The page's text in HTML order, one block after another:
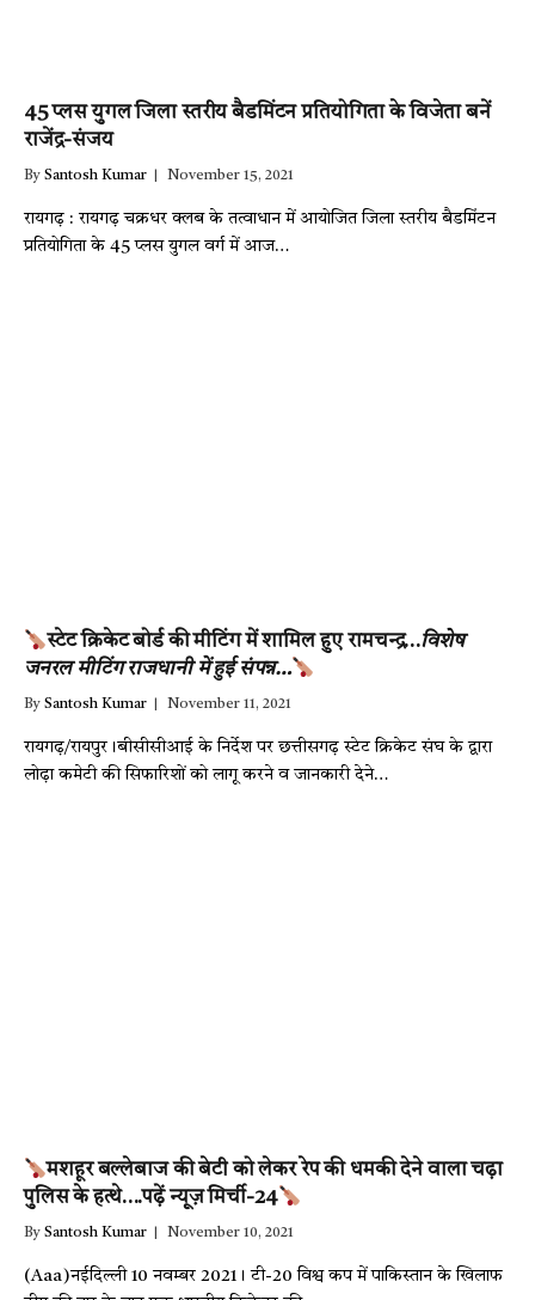
45 प्लस युगल जिला स्तरीय बैडमिंटन प्रतियोगिता के विजेता बनें
राजेंद्र-संजय
By Santosh Kumar November 15, 2021
रायगढ़ : रायगढ़ चक्रधर क्लब के तत्वाधान में आयोजित जिला स्तरीय बैडमिंटन
प्रतियोगिता के 45 प्लस युगल वर्ग में आज…
स्टेट क्रिकेट बोर्ड की मीटिंग में शामिल हुए रामचन्द्र…विशेष
जनरल मीटिंग राजधानी में हुई संपन्न…
By Santosh Kumar November 11, 2021
रायगढ़/रायपुर।बीसीसीआई के निर्देश पर छत्तीसगढ़ स्टेट क्रिकेट संघ के द्वारा
लोढ़ा कमेटी की सिफारिशों को लागू करने व जानकारी देने…
मशहूर बल्लेबाज की बेटी को लेकर रेप की धमकी देने वाला चढ़ा
पुलिस के हत्थे….पढ़ें न्यूज़ मिर्ची-24
By Santosh Kumar November 10, 2021
(Aaa)नईदिल्ली 10 नवम्बर 2021। टी-20 विश्व कप में पाकिस्तान के खिलाफ